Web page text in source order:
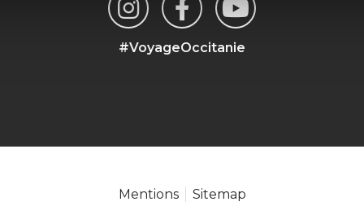
#VoyageOccitanie
Mentions Sitemap